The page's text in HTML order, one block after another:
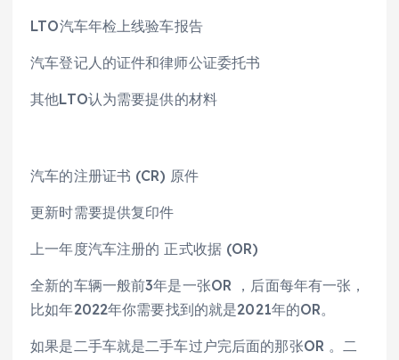
LTO汽车年检上线验车报告
汽车登记人的证件和律师公证委托书
其他LTO认为需要提供的材料
汽车的注册证书 (CR) 原件
更新时需要提供复印件
上一年度汽车注册的 正式收据 (OR)
全新的车辆一般前3年是一张OR ，后面每年有一张，
比如年2022年你需要找到的就是2021年的OR。
如果是二手车就是二手车过户完后面的那张OR 。二